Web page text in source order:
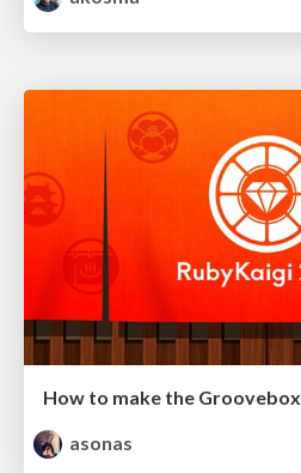
How to make the Groovebox
asonas